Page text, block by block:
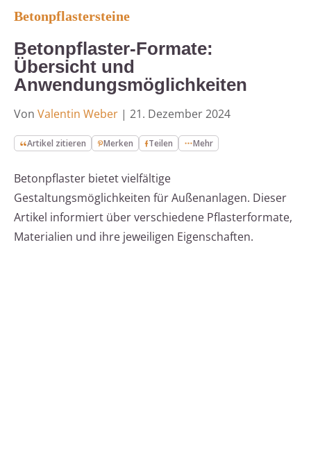
Betonpflastersteine
Betonpflaster-Formate:
Übersicht und
Anwendungsmöglichkeiten
Von Valentin Weber | 21. Dezember 2024
Artikel zitieren Merken Teilen Mehr
Betonpflaster bietet vielfältige
Gestaltungsmöglichkeiten für Außenanlagen. Dieser
Artikel informiert über verschiedene Pflasterformate,
Materialien und ihre jeweiligen Eigenschaften.